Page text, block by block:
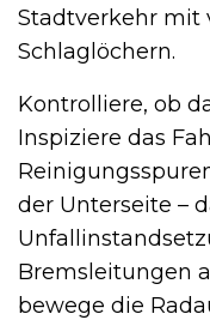
Stadtverkehr mit
Schlaglöchern.
Kontrolliere, ob
Inspiziere das
der Unterseite –
Bremsleitungen
bewege die